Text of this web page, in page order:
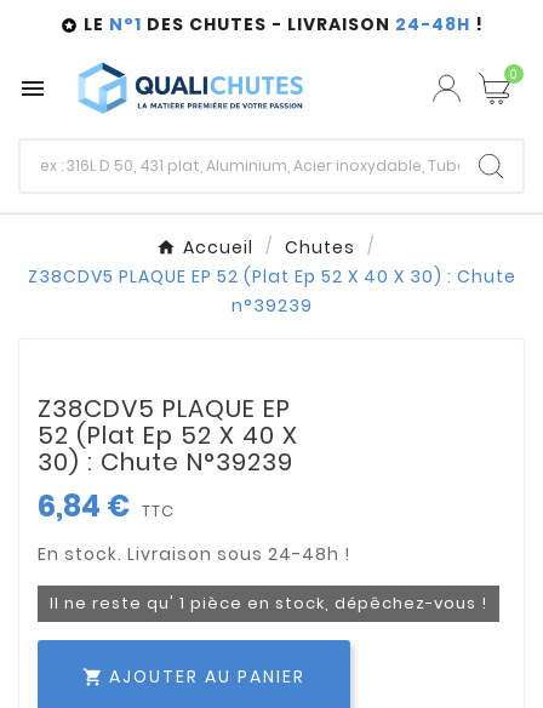
 LE N°1 DES CHUTES - LIVRAISON 24-48H !
 0
Accueil
Chutes
Z38CDV5 PLAQUE EP 52 (Plat Ep 52 X 40 X 30) : Chute
n°39239
Z38CDV5 PLAQUE EP
52 (Plat Ep 52 X 40 X
30) : Chute N°39239
6,84 € TTC
Il ne reste qu' 1 pièce en stock, dépêchez-vous !
 AJOUTER AU PANIER